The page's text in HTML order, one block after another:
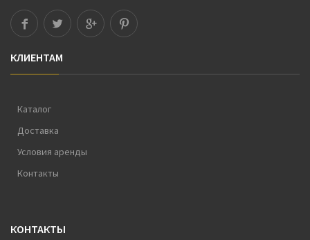
КЛИЕНТАМ
Каталог
Доставка
Условия аренды
Контакты
КОНТАКТЫ